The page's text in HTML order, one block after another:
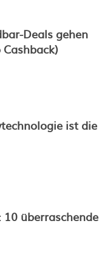
Deals gehen
ist die
überraschende